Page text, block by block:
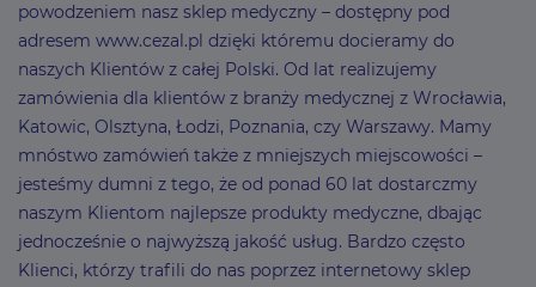
powodzeniem nasz sklep medyczny – dostępny pod
adresem www.cezal.pl dzięki któremu docieramy do
naszych Klientów z całej Polski. Od lat realizujemy
zamówienia dla klientów z branży medycznej z Wrocławia,
Katowic, Olsztyna, Łodzi, Poznania, czy Warszawy. Mamy
mnóstwo zamówień także z mniejszych miejscowości –
jesteśmy dumni z tego, że od ponad 60 lat dostarczmy
naszym Klientom najlepsze produkty medyczne, dbając
jednocześnie o najwyższą jakość usług. Bardzo często
Klienci, którzy trafili do nas poprzez internetowy sklep